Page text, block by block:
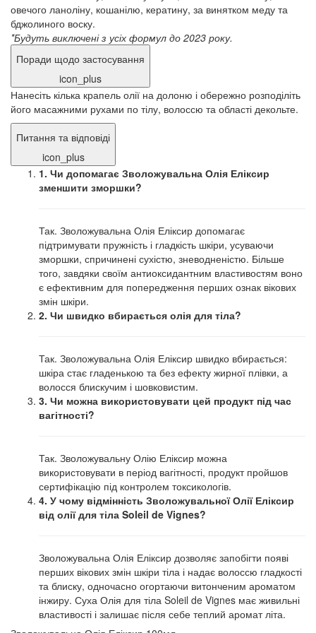
овечого ланоліну, кошанілю, кератину, за винятком меду та
бджолиного воску.
*Будуть виключені з усіх формул до 2023 року.
Поради щодо застосування
icon_plus
Нанесіть кілька крапель олії на долоню і обережно розподіліть
його масажними рухами по тілу, волоссю та області декольте.
Питання та відповіді
icon_plus
1. Чи допомагає Зволожувальна Олія Еліксир
зменшити зморшки?
Так. Зволожувальна Олія Еліксир допомагає
підтримувати пружність і гладкість шкіри, усуваючи
зморшки, спричинені сухістю, зневодненістю. Більше
того, завдяки своїм антиоксидантним властивостям воно
є ефективним для попередження перших ознак вікових
змін шкіри.
2. Чи швидко вбирається олія для тіла?
Так. Зволожувальна Олія Еліксир швидко вбирається:
шкіра стає гладенькою та без ефекту жирної плівки, а
волосся блискучим і шовковистим.
3. Чи можна використовувати цей продукт під час
вагітності?
Так. Зволожувальну Олію Еліксир можна
використовувати в період вагітності, продукт пройшов
сертифікацію під контролем токсикологів.
4. У чому відмінність Зволожувальної Олії Еліксир
від олії для тіла Soleil de Vignes?
Зволожувальна Олія Еліксир дозволяє запобігти появі
перших вікових змін шкіри тіла і надає волоссю гладкості
та блиску, одночасно огортаючи витонченим ароматом
інжиру. Суха Олія для тіла Soleil de Vignes має живильні
властивості і залишає після себе теплий аромат літа.